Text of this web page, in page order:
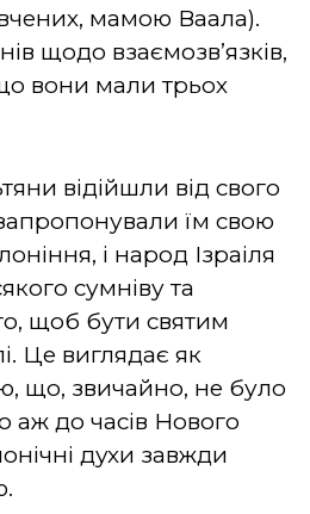
мамою Ваала).
щодо взаємозв’язків,
вони мали трьох
відійшли від свого
їм свою
і народ Ізраіля
сумніву та
щоб бути святим
Це виглядає як
що, звичайно, не було
аж до часів Нового
духи завжди